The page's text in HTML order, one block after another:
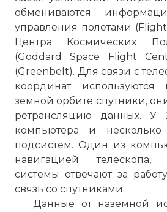
обмениваются
управления полетами
Центра Космических
(Goddard Space Flight
(Greenbelt). Для связи с
координат используются
земной орбите спутники,
ретрансляцию данных. У
компьютера и
подсистем. Один из
навигацией телескопа,
системы отвечают за
связь со спутниками.
Данные от наземной